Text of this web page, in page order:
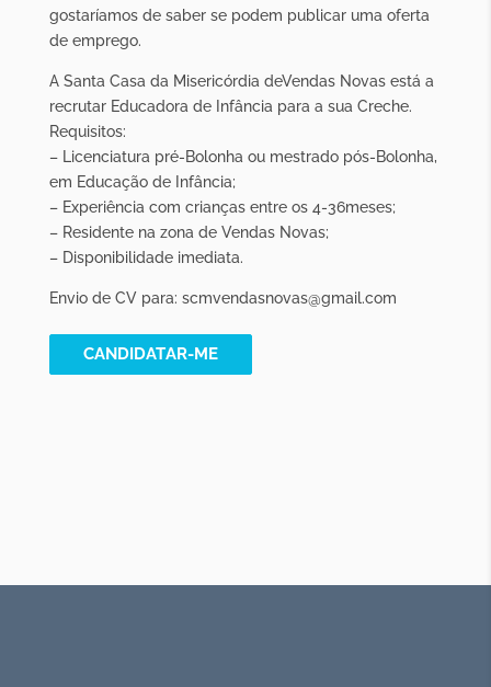
gostaríamos de saber se podem publicar uma oferta
de emprego.
A Santa Casa da Misericórdia deVendas Novas está a
recrutar Educadora de Infância para a sua Creche.
Requisitos:
– Licenciatura pré-Bolonha ou mestrado pós-Bolonha,
em Educação de Infância;
– Experiência com crianças entre os 4-36meses;
– Residente na zona de Vendas Novas;
– Disponibilidade imediata.
Envio de CV para: scmvendasnovas@gmail.com